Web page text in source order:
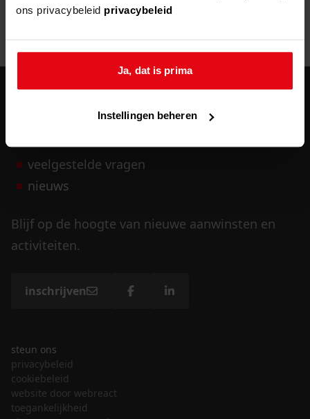
ons privacybeleid privacybeleid
Ja, dat is prima
Instellingen beheren
een verouderde bladwijzer/favoriet
veelgestelde vragen
nieuws
Blijf op de hoogte van nieuwe aanwinsten en
activiteiten.
inschrijven
steun ons
privacybeleid
cookiebeleid
website door webreact
toegankelijkheid